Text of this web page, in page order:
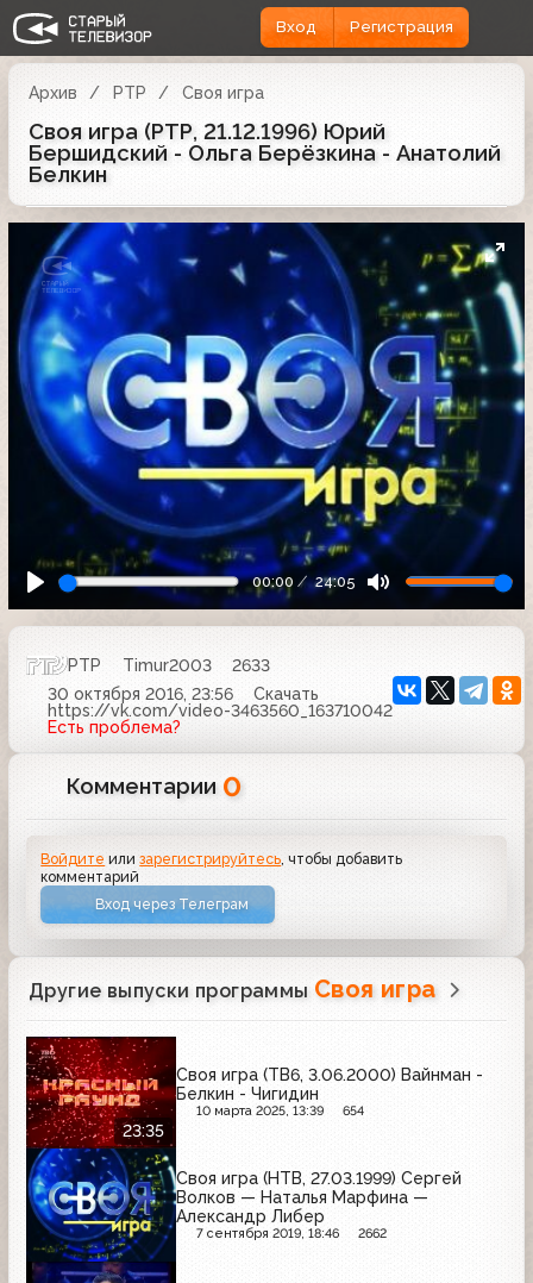
Вход Регистрация
Архив РТР Своя игра
Своя игра (РТР, 21.12.1996) Юрий
Бершидский - Ольга Берёзкина - Анатолий
Белкин
00:00 24:05
РТР Timur2003
2633
30 октября 2016, 23:56
Скачать
https://vk.com/video-3463560_163710042
Есть проблема?
Комментарии 0
Войдите илизарегистрируйтесь, чтобы добавить
комментарий
Вход через Телеграм
Другие выпуски программы Своя игра
23:35
Своя игра (ТВ6, 3.06.2000) Вайнман -
Белкин - Чигидин
10 марта 2025, 13:39 654
Своя игра (НТВ, 27.03.1999) Сергей
Волков — Наталья Марфина —
Александр Либер
7 сентября 2019, 18:46 2662